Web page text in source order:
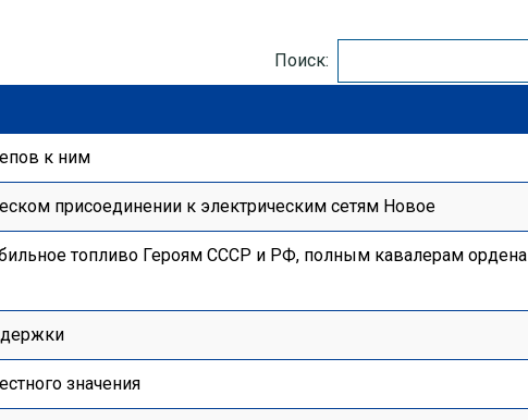
Поиск:
к ним
присоединении к электрическим сетям Новое
топливо Героям СССР и РФ, полным кавалерам ордена
значения